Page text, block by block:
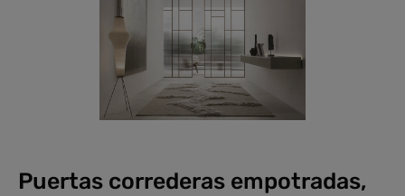
Puertas correderas empotradas,